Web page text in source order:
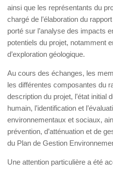
ainsi que les représentants du
chargé de l’élaboration du
porté sur l’analyse des impacts
potentiels du projet, notamment
d’exploration géologique.
Au cours des échanges, les
les différentes composantes du
description du projet, l’état initial
humain, l’identification et
environnementaux et sociaux,
prévention, d’atténuation et de
du Plan de Gestion
Une attention particulière a été